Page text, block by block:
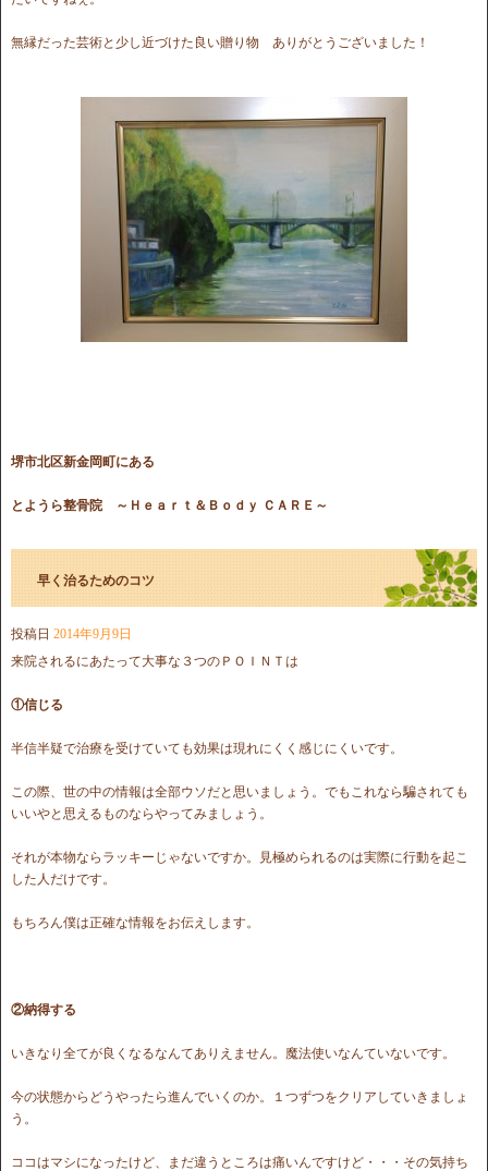
無縁だった芸術と少し近づけた良い贈り物 ありがとうございました！
堺市北区新金岡町にある
とようら整骨院 ～Ｈｅａｒｔ＆Ｂｏｄｙ ＣＡＲＥ～
早く治るためのコツ
投稿日 2014年9月9日
来院されるにあたって大事な３つのＰＯＩＮＴは
①信じる
半信半疑で治療を受けていても効果は現れにくく感じにくいです。
この際、世の中の情報は全部ウソだと思いましょう。でもこれなら騙されても
いいやと思えるものならやってみましょう。
それが本物ならラッキーじゃないですか。見極められるのは実際に行動を起こ
した人だけです。
もちろん僕は正確な情報をお伝えします。
②納得する
いきなり全てが良くなるなんてありえません。魔法使いなんていないです。
今の状態からどうやったら進んでいくのか。１つずつをクリアしていきましょ
う。
ココはマシになったけど、まだ違うところは痛いんですけど・・・その気持ち